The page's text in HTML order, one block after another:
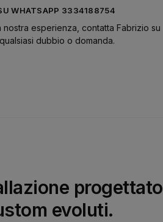
WHATSAPP 3334188754
esperienza, contatta Fabrizio su
dubbio o domanda.
progettato
evoluti.